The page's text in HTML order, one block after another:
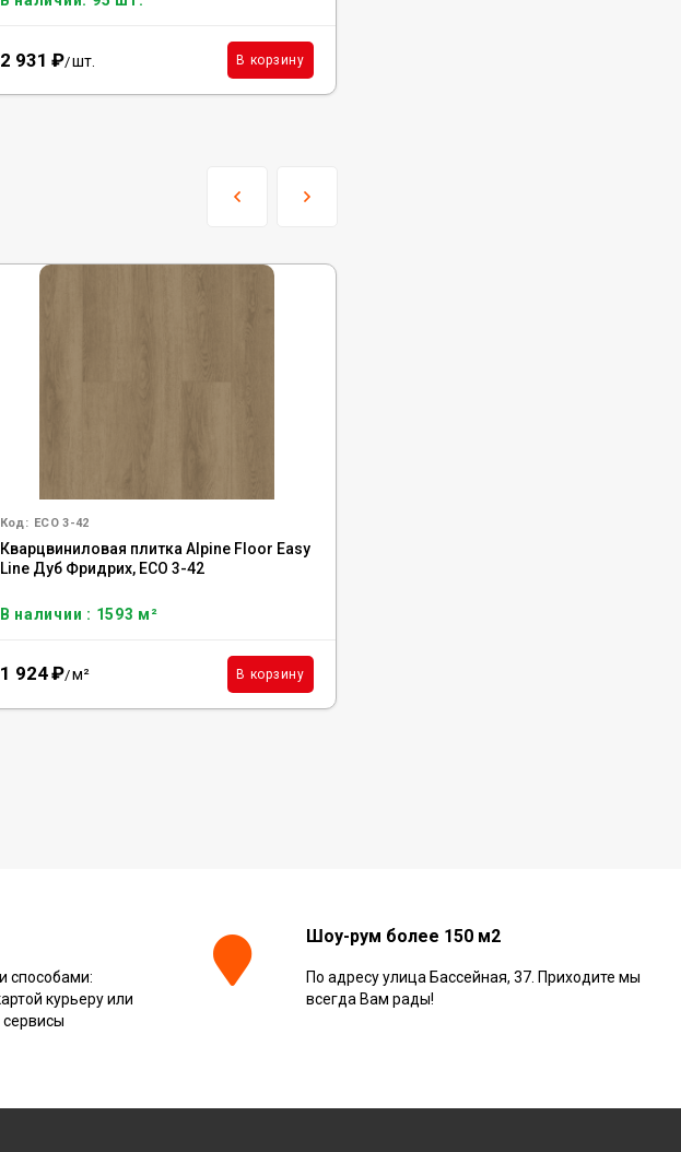
2 931 ₽/шт. В корзину
Код: ECO 3-42
Кварцвиниловая плитка Alpine Floor Easy
Line Дуб Фридрих, ЕСО 3-42
В наличии : 1593 м²
1 924₽/м² В корзину
способами:
курьеру или
Шоу-рум более 150 м2
По адресу улица Бассейная, 37. Приходите мы
всегда Вам рады!